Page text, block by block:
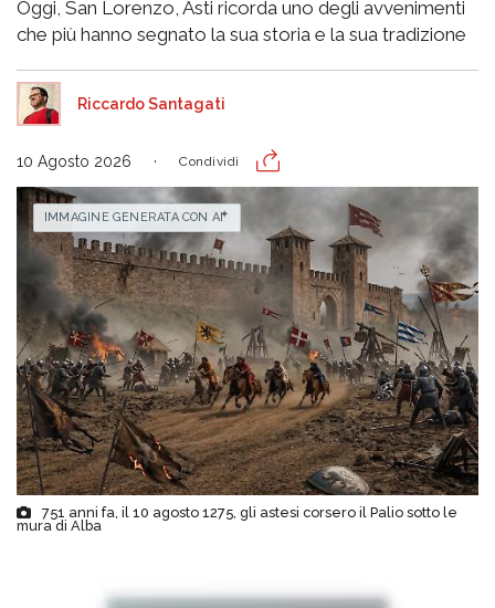
Oggi, San Lorenzo, Asti ricorda uno degli avvenimenti
che più hanno segnato la sua storia e la sua tradizione
Riccardo Santagati
10 Agosto 2026 Condividi
751 anni fa, il 10 agosto 1275, gli astesi corsero il Palio sotto le
mura di Alba
IMMAGINE GENERATA CON AI